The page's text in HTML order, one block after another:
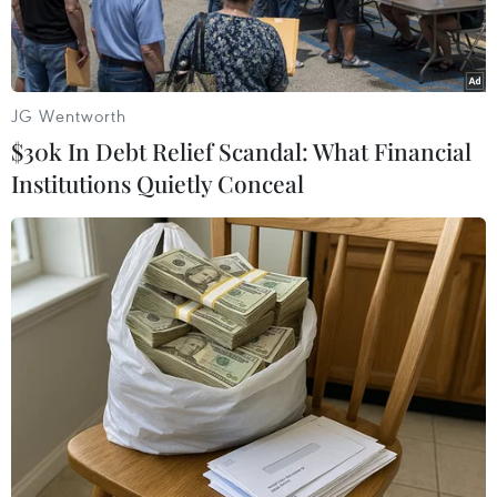
Cựu Tổng thống Argentina Cristina Kirchner tại một sự kiện ở
Buenos Aires ngày 19/11/2018. (Ảnh: AFP/TTXVN)
Theo phóng viên TTXVN tại Buenos Aires, sau
khi chiến dịch tranh cử đã chính thức khép lại
tại tất cả các địa phương trên cả nước, hơn 33
JG Wentworth
$30k In Debt Relief Scandal: What Financial
Institutions Quietly Conceal